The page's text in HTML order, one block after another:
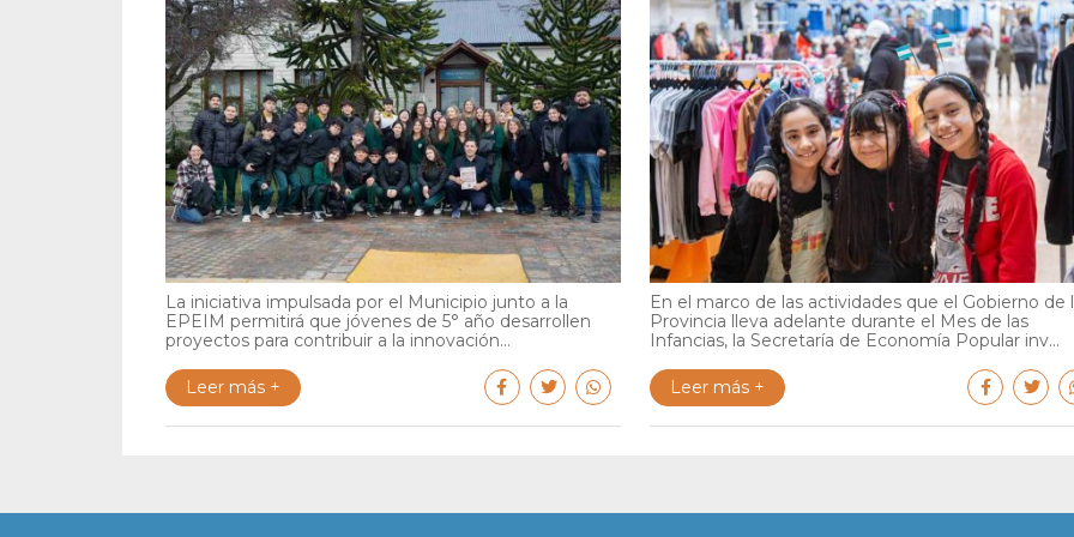
La iniciativa impulsada por el Municipio junto a la
EPEIM permitirá que jóvenes de 5° año desarrollen
proyectos para contribuir a la innovación...
Leer más +
En el marco de las actividades que el Gobierno de
Provincia lleva adelante durante el Mes de las
Infancias, la Secretaría de Economía Popular inv...
Leer más +